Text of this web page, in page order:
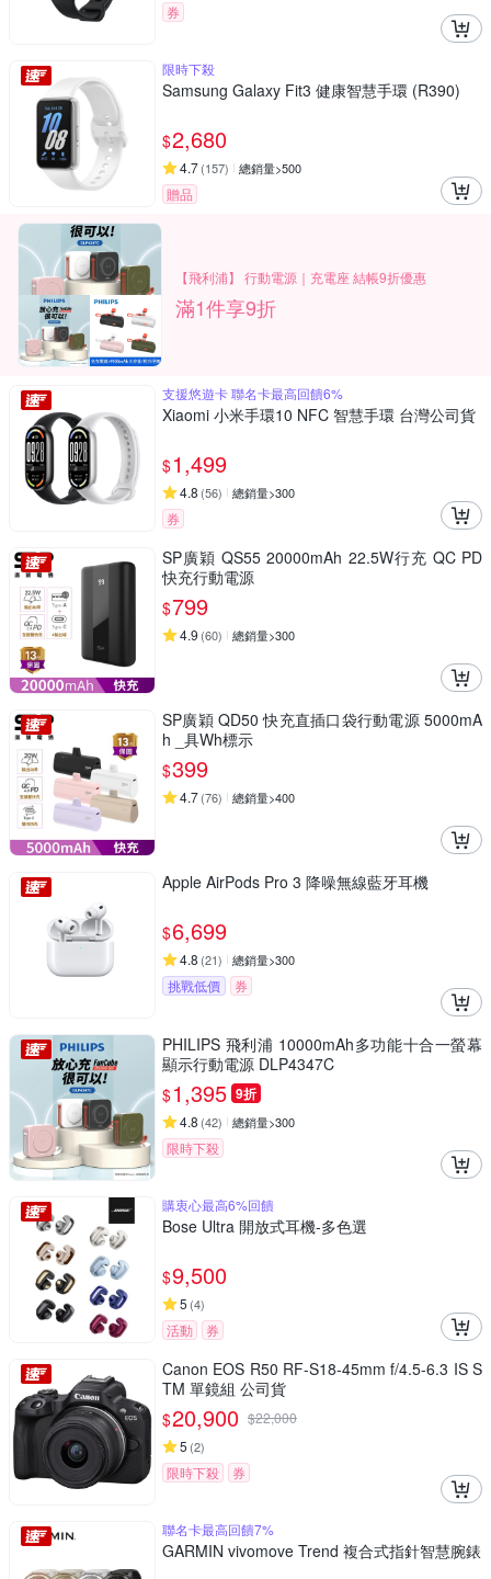
券
限時下殺
Samsung Galaxy Fit3 健康智慧手環 (R390)
$2,680
4.7(157) 總銷量>500
贈品
【飛利浦】 行動電源｜充電座 結帳9折優惠
滿1件享9折
支援悠遊卡 聯名卡最高回饋6%
Xiaomi 小米手環10 NFC 智慧手環 台灣公司貨
$1,499
4.8 (56) 總銷量>300
券
SP廣穎 QS55 20000mAh 22.5W行充 QC PD
快充行動電源
$799
4.9 (60) 總銷量>300
SP廣穎 QD50 快充直插口袋行動電源 5000mA
h _具Wh標示
$399
4.7(76) 總銷量>400
Apple AirPods Pro 3 降噪無線藍牙耳機
$6,699
4.8 (21) 總銷量>300
挑戰低價 券
PHILIPS 飛利浦 10000mAh多功能十合一螢幕
顯示行動電源 DLP4347C
$1,395 9折
4.8 (42) 總銷量>300
限時下殺
購衷心最高6%回饋
Bose Ultra 開放式耳機-多色選
$9,500
5 (4)
活動 券
Canon EOS R50 RF-S18-45mm f/4.5-6.3 IS S
TM 單鏡組 公司貨
$20,900 $22,000
5 (2)
限時下殺 券
聯名卡最高回饋7%
GARMIN vivomove Trend 複合式指針智慧腕錶